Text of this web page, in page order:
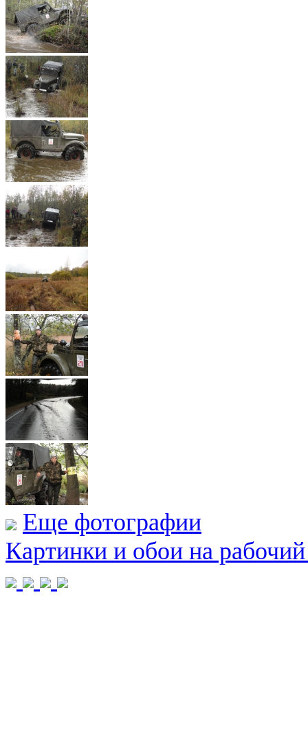
Еще фотографии
Картинки и обои на